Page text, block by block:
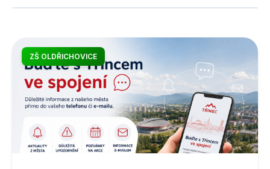
ZŠ OLDŘICHOVICE